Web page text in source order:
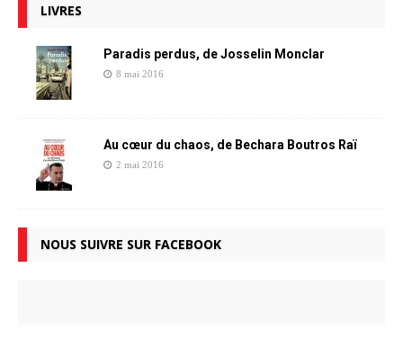
LIVRES
Paradis perdus, de Josselin Monclar
8 mai 2016
Au cœur du chaos, de Bechara Boutros Raï
2 mai 2016
NOUS SUIVRE SUR FACEBOOK